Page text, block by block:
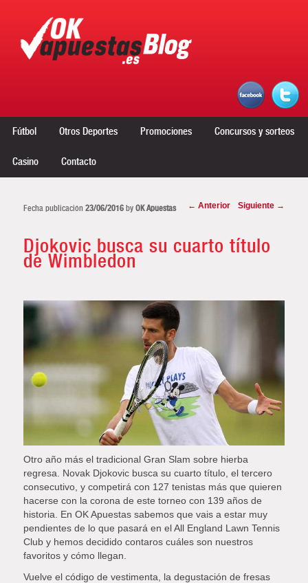
Ir al contenido principal
Ir al contenido secundario
Fútbol Otros Deportes Promociones Concursos y sorteos
Casino Contacto
Navegador de artículos ← Anterior Siguiente →
Djokovic busca su cuarto título
de Wimbledon
Fecha publicación23/06/2016 byOK Apuestas
Otro año más el tradicional Gran Slam sobre hierba
regresa. Novak Djokovic busca su cuarto título, el tercero
consecutivo, y competirá con 127 tenistas más que quieren
hacerse con la corona de este torneo con 139 años de
historia. En OK Apuestas sabemos que vais a estar muy
pendientes de lo que pasará en el All England Lawn Tennis
Club y hemos decidido contaros cuáles son nuestros
favoritos y cómo llegan.
Vuelve el código de vestimenta, la degustación de fresas